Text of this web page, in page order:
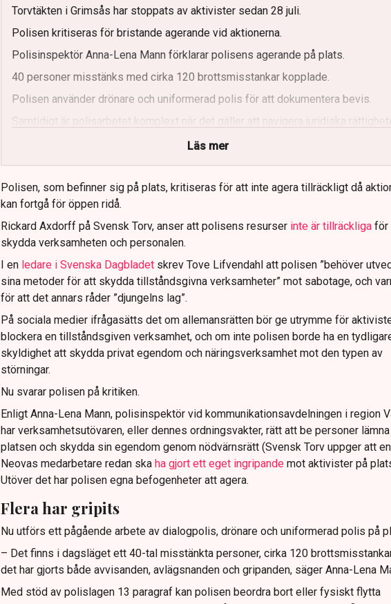
Torvtäkten i Grimsås har stoppats av aktivister sedan 28 juli.
Polisen kritiseras för bristande agerande vid aktionerna.
Polisinspektör Anna-Lena Mann förklarar polisens agerande på plats.
40 personer misstänks med cirka 120 brottsmisstankar kopplade.
Polisen använder drönare och uniformerad polis för att dokumentera bevis.
Samtidigt är polisarbetet komplext när det gäller att navigera juridiska
Läs mer
Polisen, som befinner sig på plats, kritiseras för att inte agera tillräckligt då
kan fortgå för öppen ridå.
Rickard Axdorff på Svensk Torv, anser att polisens resurser inte är tillräckliga för
skydda verksamheten och personalen.
I en ledare i Svenska Dagbladet skrev Tove Lifvendahl att polisen ”behöver
sina metoder för att skydda tillståndsgivna verksamheter” mot sabotage, och
för att det annars råder ”djungelns lag”.
På sociala medier ifrågasätts det om allemansrätten bör ge utrymme för
blockera en tillståndsgiven verksamhet, och om inte polisen borde ha en
skyldighet att skydda privat egendom och näringsverksamhet mot den typen av
störningar.
Nu svarar polisen på kritiken.
Enligt Anna-Lena Mann, polisinspektör vid kommunikationsavdelningen i region
har verksamhetsutövaren, eller dennes ordningsvakter, rätt att be personer lämna
platsen och skydda sin egendom genom nödvärnsrätt (Svensk Torv uppger att
Neovas medarbetare redan ska ha gjort ett eget ingripande mot aktivister på
Utöver det har polisen egna befogenheter att agera.
Flera har gripits
Nu utförs ett pågående arbete av dialogpolis, drönare och uniformerad polis på
– Det finns i dagsläget ett 40-tal misstänkta personer, cirka 120
det har gjorts både avvisanden, avlägsnanden och gripanden, säger Anna-Lena
Med stöd av polislagen 13 paragraf kan polisen beordra bort eller fysiskt flytta